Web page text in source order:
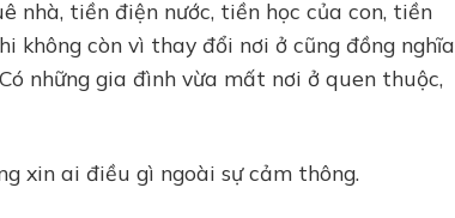
tiền điện nước, tiền học của con, tiền
không còn vì thay đổi nơi ở cũng đồng nghĩa
những gia đình vừa mất nơi ở quen thuộc,
xin ai điều gì ngoài sự cảm thông.